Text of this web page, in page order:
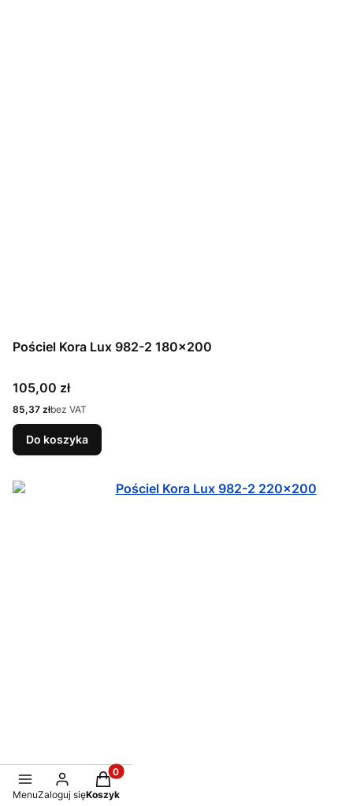
Pościel Kora Lux 982-2 180x200
Cena
105,00 zł
Cena
85,37 złbez VAT
Do koszyka
MenuZaloguj się
Produkty w koszyku: 0. Zobacz szczegóły
Koszyk